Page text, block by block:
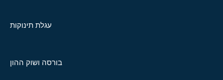
עגלת תינוקות
בורסה ושוק ההון